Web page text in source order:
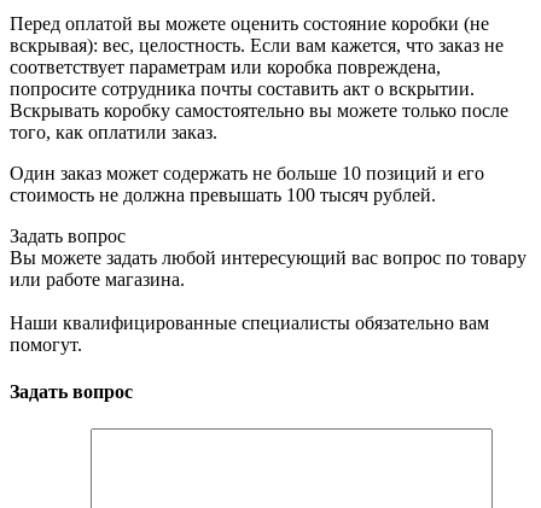
Перед оплатой вы можете оценить состояние коробки (не
вскрывая): вес, целостность. Если вам кажется, что заказ не
соответствует параметрам или коробка повреждена,
попросите сотрудника почты составить акт о вскрытии.
Вскрывать коробку самостоятельно вы можете только после
того, как оплатили заказ.
Один заказ может содержать не больше 10 позиций и его
стоимость не должна превышать 100 тысяч рублей.
Задать вопрос
Вы можете задать любой интересующий вас вопрос по товару
или работе магазина.
Наши квалифицированные специалисты обязательно вам
помогут.
Задать вопрос